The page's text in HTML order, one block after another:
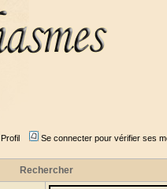
Profil Se connecter pour vérifier ses
Rechercher